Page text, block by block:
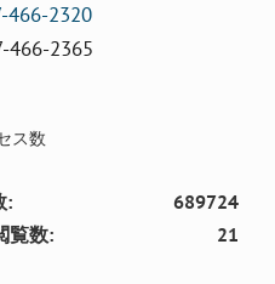
466-2320
466-2365
ス数
689724
:
21
覧数: